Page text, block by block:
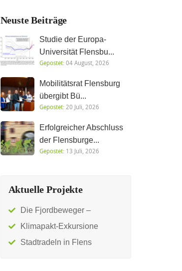
Neuste Beiträge
Studie der Europa-
Universität Flensbu...
Gepostet:04 August, 2026
Mobilitätsrat Flensburg
übergibt Bü...
Gepostet:20 Juli, 2026
Erfolgreicher Abschluss
der Flensburge...
Gepostet:13 Juli, 2026
Aktuelle Projekte
Die Fjordbeweger –
Klimapakt-Exkursione
Stadtradeln in Flens